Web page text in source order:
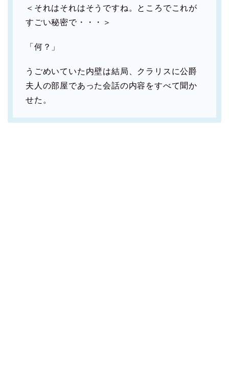
＜それはそれはそうですね。ところでこれが
すごい秘密で・・・＞
「何？」
うごめいていた内壁は結局、クラリスに公爵
夫人の部屋であった会話の内容をすべて聞か
せた。